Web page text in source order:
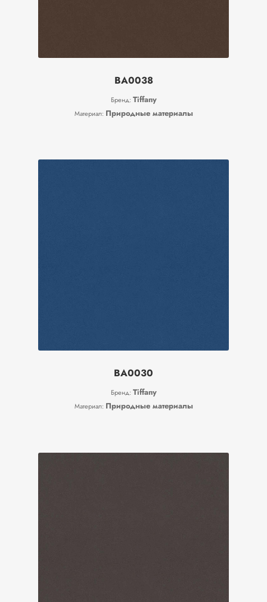
BA0038
Бренд: Tiffany
Материал: Природные материалы
BA0030
Бренд: Tiffany
Материал: Природные материалы